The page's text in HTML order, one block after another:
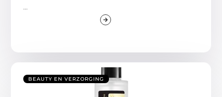
BEAUTY EN VERZORGING